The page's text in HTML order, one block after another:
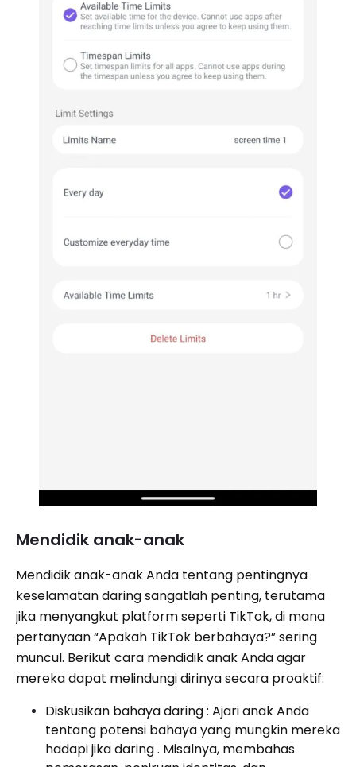
Mendidik anak-anak
Mendidik anak-anak Anda tentang pentingnya
keselamatan daring sangatlah penting, terutama
jika menyangkut platform seperti TikTok, di mana
pertanyaan “Apakah TikTok berbahaya?” sering
muncul. Berikut cara mendidik anak Anda agar
mereka dapat melindungi dirinya secara proaktif:
Diskusikan bahaya daring : Ajari anak Anda
tentang potensi bahaya yang mungkin mereka
hadapi jika daring . Misalnya, membahas